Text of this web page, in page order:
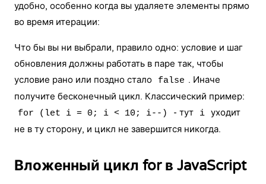
удобно, особенно когда вы удаляете элементы прямо
во время итерации:
Что бы вы ни выбрали, правило одно: условие и шаг
обновления должны работать в паре так, чтобы
условие рано или поздно стало
false . Иначе
получите бесконечный цикл. Классический пример:
for (let i = 0; i < 10; i--) - тут i уходит
не в ту сторону, и цикл не завершится никогда.
Вложенный цикл for в JavaScript